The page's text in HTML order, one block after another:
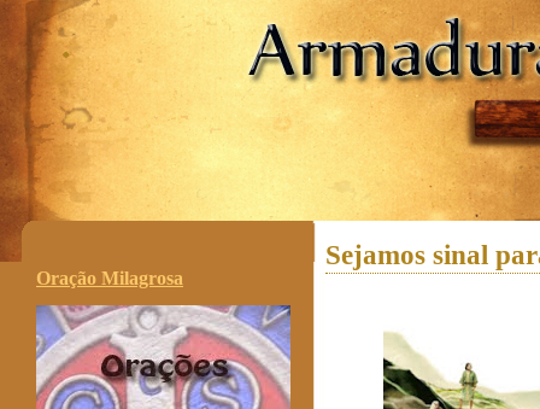
.
Oração Milagrosa
Sejamos sinal